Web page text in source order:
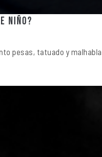
niño?
pesas, tatuado y